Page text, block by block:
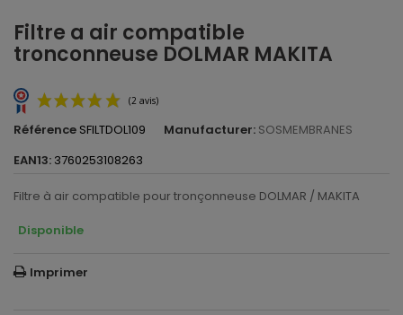
Filtre a air compatible
tronconneuse DOLMAR MAKITA
Référence SFILTDOL109 Manufacturer: SOSMEMBRANES
EAN13: 3760253108263
Filtre à air compatible pour tronçonneuse DOLMAR / MAKITA
Disponible
Imprimer